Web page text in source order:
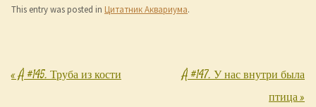
This entry was posted in Цитатник Аквариума.
Post navigation
«Å #145. Труба из кости
Å #147. У нас внутри была
птица»